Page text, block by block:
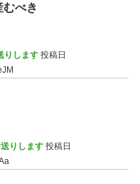
むべき
りします 投稿日
りします 投稿日